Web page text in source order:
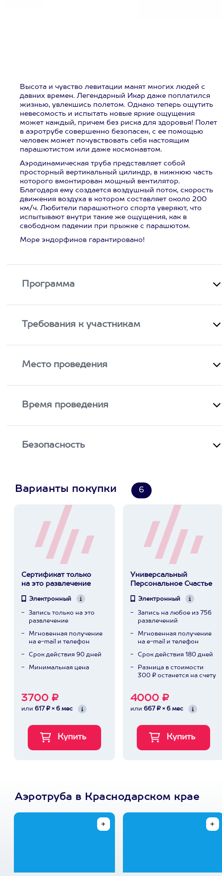
Высота и чувство левитации манят многих людей с
давних времен. Легендарный Икар даже поплатился
жизнью, увлекшись полетом. Однако теперь ощутить
невесомость и испытать новые яркие ощущения
может каждый, причем без риска для здоровья! Полет
в аэротрубе совершенно безопасен, с ее помощью
человек может почувствовать себя настоящим
парашютистом или даже космонавтом.
Аэродинамическая труба представляет собой
просторный вертикальный цилиндр, в нижнюю часть
которого вмонтирован мощный вентилятор.
Благодаря ему создается воздушный поток, скорость
движения воздуха в котором составляет около 200
км/ч. Любители парашютного спорта уверяют, что
испытывают внутри такие же ощущения, как в
свободном падении при прыжке с парашютом.
Море эндорфинов гарантировано!
Программа
Требования к участникам
Место проведения
Время проведения
Безопасность
Варианты покупки 6
Сертификат только
на это развлечение
Электронный
Запись только на это
развлечение
Мгновенная получение
на e-mail и телефон
Срок действия 90 дней
Минимальная цена
3700 ₽
или 617 ₽ × 6 мес
Универсальный
Персональное Счастье
Электронный
Запись на любое из 756
развлечений
Мгновенная получение
на e-mail и телефон
Срок действия 180 дней
Разница в стоимости
300 ₽ останется на счету
4000 ₽
или 667 ₽ × 6 мес
Аэротруба в Краснодарском крае